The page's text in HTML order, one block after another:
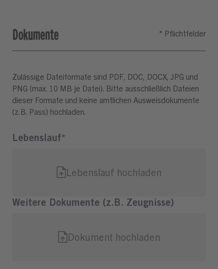
Dokumente
Zulässige Dateiformate sind PDF, DOC, DOCX, JPG und
PNG (max. 10 MB je Datei). Bitte ausschließlich Dateien
dieser Formate und keine amtlichen Ausweisdokumente
(z.B. Pass) hochladen.